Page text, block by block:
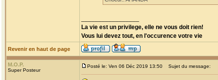
La vie est un privilege, elle ne vous doit rien!
Vous lui devez tout, en l'occurence votre vie
Revenir en haut de page
M.O.P.
Super Posteur
Posté le: Ven 06 Déc 2019 13:50 Sujet du message: